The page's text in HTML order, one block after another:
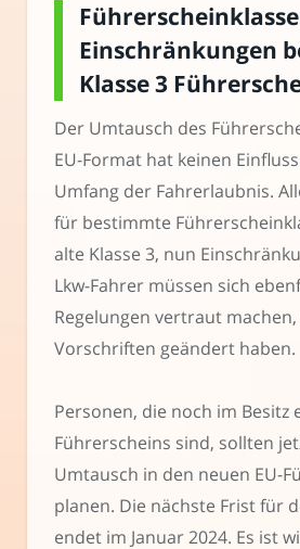
Einschränkungen
Klasse 3
Der Umtausch des
EU-Format hat keinen
Umfang der Fahrerlaubnis.
für bestimmte
alte Klasse 3, nun
Lkw-Fahrer müssen sich
Regelungen vertraut
Vorschriften geändert haben.
Personen, die noch im Besitz
Führerscheins sind, sollten
Umtausch in den neuen EU-
planen. Die nächste Frist für
endet im Januar 2024. Es ist